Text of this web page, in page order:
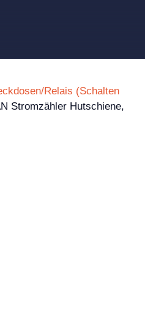
Relais (Schalten
Stromzähler Hutschiene,